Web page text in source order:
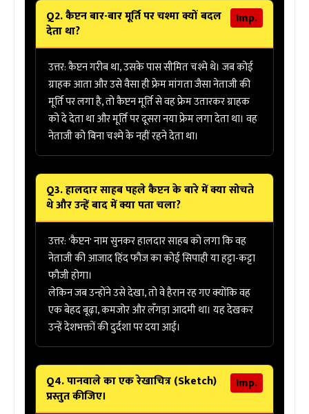
Q2. कैप्टन बार-बार मूर्ति पर चश्मा क्यों बदल
देता था?
Imp.
उत्तर:कैप्टन गरीब था, उसके पास सीमित चश्मे थे। जब कोई
ग्राहक आता और उसे वैसा ही फ्रेम मांगता जैसा नेताजी की
मूर्ति पर लगा है, तो कैप्टन मूर्ति से वह फ्रेम उतारकर ग्राहक
को दे देता था और मूर्ति पर दूसरा नया फ्रेम लगा देता था। वह
नेताजी को बिना चश्मे के नहीं रहने देता था।
Q3. हालदार साहब पहले कैप्टन के बारे में क्या सोचते
थे और उन्हें बाद में क्या पता चला?
उत्तर: 'कैप्टन' नाम सुनकर हालदार साहब को लगा कि वह
नेताजी की आजाद हिंद फौज का कोईसिपाहीया हट्टा-कट्टा
फौजी होगा।
लेकिन जब उन्होंने उसे देखा, तो वे हैरान रह गए क्योंकि वह
एक बेहद बूढ़ा, कमजोर औरलँगड़ा आदमीथा। यह देखकर
उन्हें देशभक्तों की दुर्दशा पर दया आई।
Q4. पानवाले का एक रेखाचित्र (Sketch)
प्रस्तुत कीजिए।
Imp.